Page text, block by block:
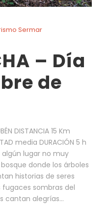
Sermar
– Día
de
DISTANCIA 15 Km
media DURACIÓN 5 h
lugar no muy
donde los árboles
historias de seres
sombras del
cantan alegrías...